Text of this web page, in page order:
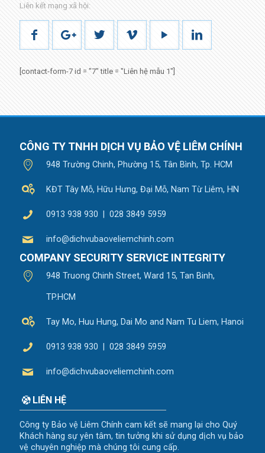
Liên kết mạng xã hội:
[contact-form-7 id = "7" title = "Liên hệ mẫu 1"]
CÔNG TY TNHH DỊCH VỤ BẢO VỆ LIÊM CHÍNH
948 Trường Chinh, Phường 15, Tân Bình, Tp. HCM
KĐT Tây Mỗ, Hữu Hưng, Đại Mỗ, Nam Từ Liêm, HN
0913 938 930 | 028 3849 5959
info@dichvubaoveliemchinh.com
COMPANY SECURITY SERVICE INTEGRITY
948 Truong Chinh Street, Ward 15, Tan Binh,
TP.HCM
Tay Mo, Huu Hung, Dai Mo and Nam Tu Liem, Hanoi
0913 938 930 | 028 3849 5959
info@dichvubaoveliemchinh.com
LIÊN HỆ
Công ty Bảo vệ Liêm Chính cam kết sẽ mang lại cho Quý
Khách hàng sự yên tâm, tin tưởng khi sử dụng dịch vụ bảo
vệ chuyên nghiệp mà chúng tôi cung cấp.